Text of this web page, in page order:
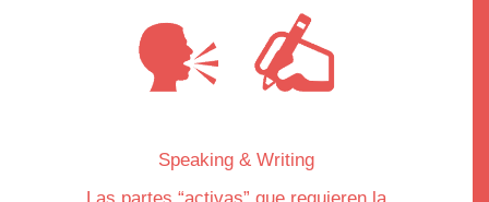
Speaking & Writing